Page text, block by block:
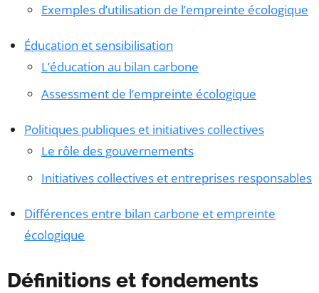
Exemples d’utilisation de l’empreinte écologique
Éducation et sensibilisation
L’éducation au bilan carbone
Assessment de l’empreinte écologique
Politiques publiques et initiatives collectives
Le rôle des gouvernements
Initiatives collectives et entreprises responsables
Différences entre bilan carbone et empreinte
écologique
Définitions et fondements